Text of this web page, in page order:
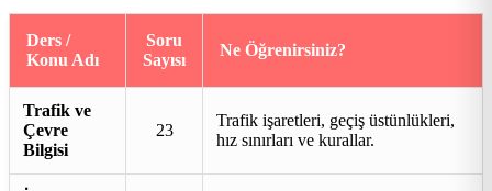
Ders /
Konu Adı
Soru
Sayısı
Ne Öğrenirsiniz?
Trafik ve
Çevre
Bilgisi
23
Trafik işaretleri, geçiş üstünlükleri,
hız sınırları ve kurallar.